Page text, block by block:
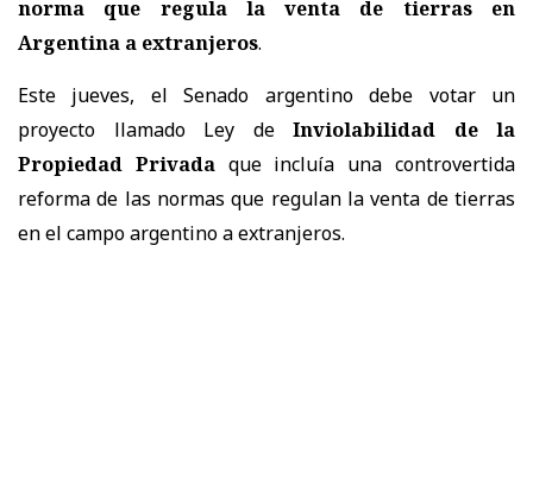
norma que regula la venta de tierras en
Argentina a extranjeros.
Este jueves, el Senado argentino debe votar un
proyecto llamado Ley de Inviolabilidad de la
Propiedad Privadaque incluía una controvertida
reforma de las normas que regulan la venta de tierras
en el campo argentino a extranjeros.